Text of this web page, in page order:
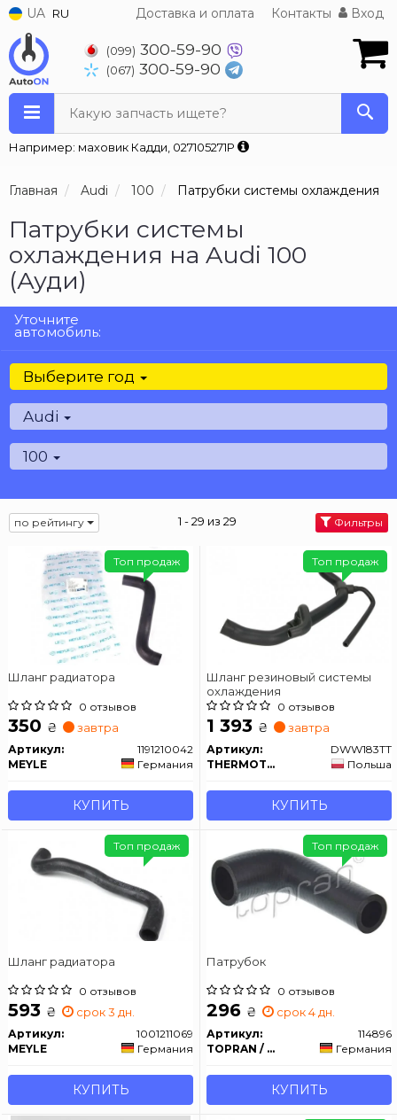
UA RU Доставка и оплата Контакты Вход
(099) 300-59-90
(067) 300-59-90
Какую запчасть ищете?
Например: маховик Кадди, 027105271P
Главная Audi 100 Патрубки системы охлаждения
Патрубки системы
охлаждения на Audi 100
(Ауди)
Уточните
автомобиль:
Выберите год
Audi
100
по рейтингу 1 - 29 из 29 Фильтры
Шланг радиатора
0 отзывов
350 ₴ завтра
Артикул:
1191210042
MEYLE
Германия
КУПИТЬ
Топ продаж
Шланг резиновый системы
охлаждения
0 отзывов
1 393 ₴ завтра
Артикул:
DWW183TT
THERMOTEC
Польша
КУПИТЬ
Топ продаж
Шланг радиатора
0 отзывов
593 ₴ срок 3 дн.
Артикул:
1001211069
MEYLE
Германия
КУПИТЬ
Топ продаж
Патрубок
0 отзывов
296 ₴ срок 4 дн.
Артикул:
114896
TOPRAN / HANS PRIES
Германия
КУПИТЬ
Топ продаж